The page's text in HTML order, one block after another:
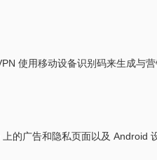
使用移动设备识别码来生成与
的广告和隐私页面以及 Android